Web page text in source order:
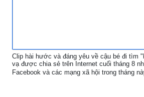
Clip hài hước và đáng yêu về cậu bé đi tìm
vạ được chia sẻ trên Internet cuối tháng 8
Facebook và các mạng xã hội trong tháng